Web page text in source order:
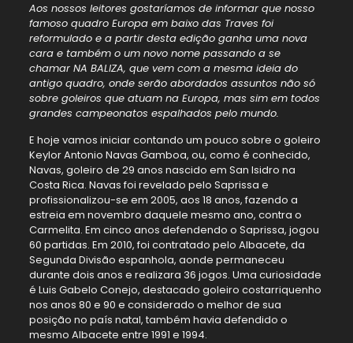
Aos nossos leitores gostaríamos de informar que nosso
famoso quadro Europa em baixo das Traves foi
reformulado e a partir desta edição ganha uma nova
cara e também o um novo nome passando a se
chamar NA BALIZA, que vem com a mesma ideia do
antigo quadro, onde serão abordados assuntos não só
sobre goleiros que atuam na Europa, mas sim em todos
grandes campeonatos espalhados pelo mundo.
E hoje vamos iniciar contando um pouco sobre o goleiro
Keylor Antonio Navas Gamboa, ou, como é conhecido,
Navas, goleiro de 29 anos nascido em San Isidro na
Costa Rica. Navas foi revelado pelo Saprissa e
profissionalizou-se em 2005, aos 18 anos, fazendo a
estreia em novembro daquele mesmo ano, contra o
Carmelita. Em cinco anos defendendo o Saprissa, jogou
60 partidas. Em 2010, foi contratado pelo Albacete, da
Segunda Divisão espanhola, aonde permaneceu
durante dois anos e realizara 36 jogos. Uma curiosidade
é Luis Gabelo Conejo, destacado goleiro costarriquenho
nos anos 80 e 90 e considerado o melhor de sua
posição no país natal, também havia defendido o
mesmo Albacete entre 1991 e 1994.